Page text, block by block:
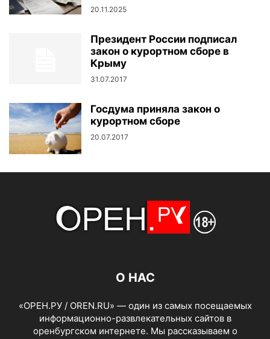
20.11.2025
Президент России подписал
закон о курортном сборе в
Крыму
31.07.2017
Госдума приняла закон о
курортном сборе
20.07.2017
О НАС
«ОРЕН.РУ / OREN.RU» — один из самых посещаемых
информационно-развлекательных сайтов в
оренбургском интернете. Мы рассказываем о